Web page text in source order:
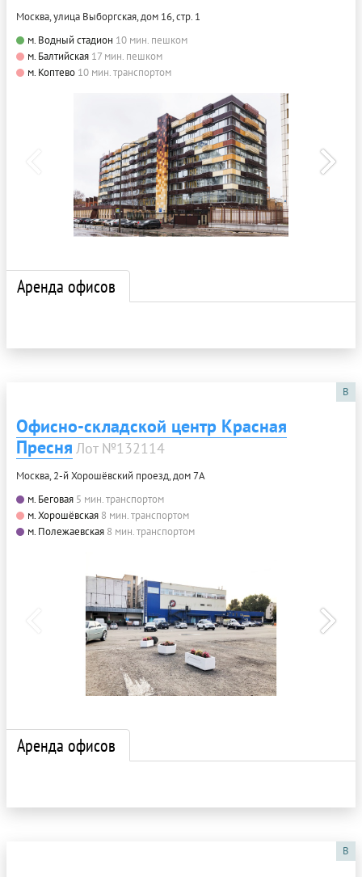
Москва, улица Выборгская, дом 16, стр. 1
м. Водный стадион 10 мин. пешком
м. Балтийская 17 мин. пешком
м. Коптево 10 мин. транспортом
Аренда офисов
B
Офисно-складской центр Красная
Пресня Лот №132114
Москва, 2-й Хорошёвский проезд, дом 7А
м. Беговая 5 мин. транспортом
м. Хорошёвская 8 мин. транспортом
м. Полежаевская 8 мин. транспортом
Аренда офисов
B